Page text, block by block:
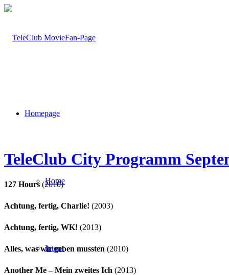
Homepage
Home
Intern
TeleClub City Programm
127 Hours (2010)
Achtung, fertig, Charlie! (2003)
Achtung, fertig, WK! (2013)
Alles, was wir geben mussten (2010)
Another Me – Mein zweites Ich (2013)